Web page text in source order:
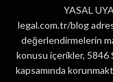
YASAL
legal.com.tr/blog
değerlendirmelerin
konusu içerikler, 5846
kapsamında